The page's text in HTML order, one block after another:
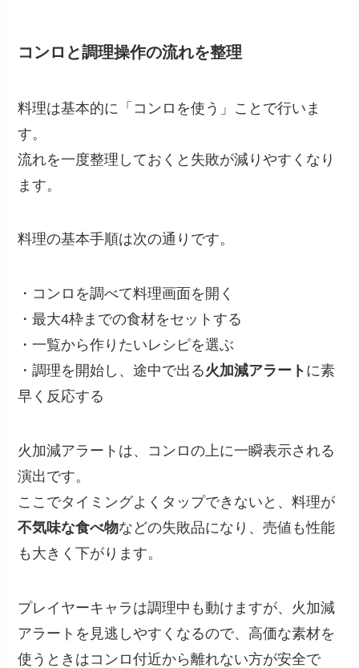
コンロと調理操作の流れを整理
料理は基本的に「コンロを使う」ことで行いま
す。
流れを一度整理しておくと失敗が減りやすくなり
ます。
料理の基本手順は次の通りです。
・コンロを調べて料理画面を開く
・最大4枠までの食材をセットする
・一覧から作りたいレシピを選ぶ
・調理を開始し、途中で出る火加減アラート に素
早く反応する
火加減アラートは、コンロの上に一瞬表示される
演出です。
ここでタイミングよくタップできないと、料理が
不気味な食べ物などの失敗品になり、売値も性能
も大きく下がります。
プレイヤーキャラは調理中も動けますが、火加減
アラートを見逃しやすくなるので、高価な素材を
使うときはコンロ付近から離れない方が安全で